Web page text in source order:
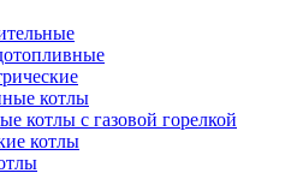
котлы
котлы с газовой горелкой
котлы